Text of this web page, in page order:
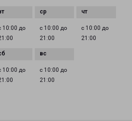
10:00 до
с 10:00 до
21:00
с 10:00 до
21:00
10:00 до
с 10:00 до
21:00